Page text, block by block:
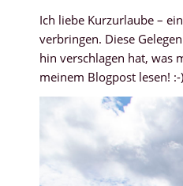
Ich liebe Kurzurlaube –
verbringen. Diese
hin verschlagen hat, was
meinem Blogpost lesen! :-)